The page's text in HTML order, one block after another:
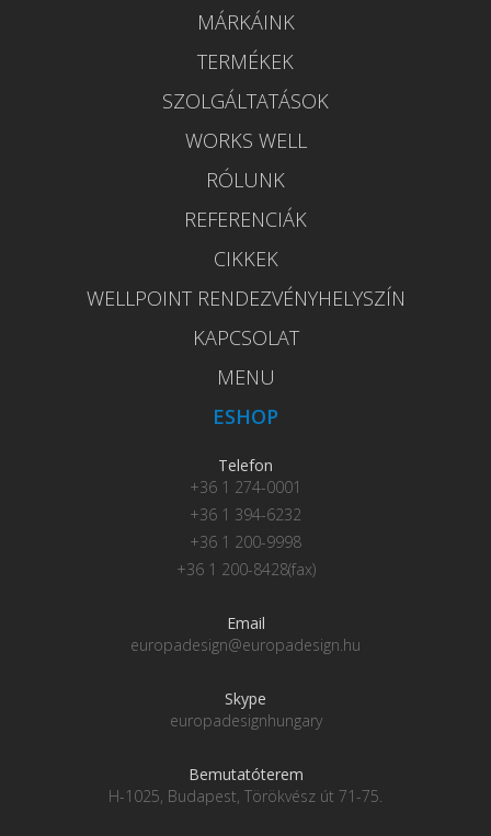
MÁRKÁINK
TERMÉKEK
SZOLGÁLTATÁSOK
WORKS WELL
RÓLUNK
REFERENCIÁK
CIKKEK
WELLPOINT RENDEZVÉNYHELYSZÍN
KAPCSOLAT
MENU
ESHOP
Telefon
+36 1 274-0001
+36 1 394-6232
+36 1 200-9998
+36 1 200-8428(fax)
Email
europadesign@europadesign.hu
Skype
europadesignhungary
Bemutatóterem
H-1025, Budapest, Törökvész út 71-75.